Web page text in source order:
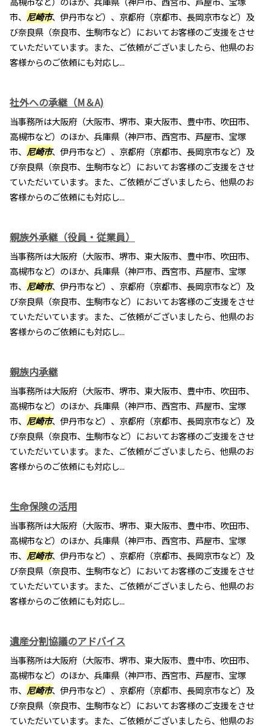
市、 尼崎市、伊丹市など）、京都府（京都市、長岡京市など）及
び奈良県（奈良市、生駒市など）においてお客様のご支援をさせ
ていただいています。また、ご依頼がございましたら、他県のお
客様からのご依頼にも対応し...
社外への承継（M＆A)
当事務所は大阪府（大阪市、堺市、東大阪市、豊中市、吹田市、
高槻市など）のほか、兵庫県（神戸市、西宮市、芦屋市、宝塚
市、 尼崎市、伊丹市など）、京都府（京都市、長岡京市など）及
び奈良県（奈良市、生駒市など）においてお客様のご支援をさせ
ていただいています。また、ご依頼がございましたら、他県のお
客様からのご依頼にも対応し...
親族外承継（役員・従業員）
当事務所は大阪府（大阪市、堺市、東大阪市、豊中市、吹田市、
高槻市など）のほか、兵庫県（神戸市、西宮市、芦屋市、宝塚
市、 尼崎市、伊丹市など）、京都府（京都市、長岡京市など）及
び奈良県（奈良市、生駒市など）においてお客様のご支援をさせ
ていただいています。また、ご依頼がございましたら、他県のお
客様からのご依頼にも対応し...
親族内承継
当事務所は大阪府（大阪市、堺市、東大阪市、豊中市、吹田市、
高槻市など）のほか、兵庫県（神戸市、西宮市、芦屋市、宝塚
市、 尼崎市、伊丹市など）、京都府（京都市、長岡京市など）及
び奈良県（奈良市、生駒市など）においてお客様のご支援をさせ
ていただいています。また、ご依頼がございましたら、他県のお
客様からのご依頼にも対応し...
生命保険の活用
当事務所は大阪府（大阪市、堺市、東大阪市、豊中市、吹田市、
高槻市など）のほか、兵庫県（神戸市、西宮市、芦屋市、宝塚
市、 尼崎市、伊丹市など）、京都府（京都市、長岡京市など）及
び奈良県（奈良市、生駒市など）においてお客様のご支援をさせ
ていただいています。また、ご依頼がございましたら、他県のお
客様からのご依頼にも対応し...
遺産分割協議のアドバイス
当事務所は大阪府（大阪市、堺市、東大阪市、豊中市、吹田市、
高槻市など）のほか、兵庫県（神戸市、西宮市、芦屋市、宝塚
市、 尼崎市、伊丹市など）、京都府（京都市、長岡京市など）及
び奈良県（奈良市、生駒市など）においてお客様のご支援をさせ
ていただいています。また、ご依頼がございましたら、他県のお